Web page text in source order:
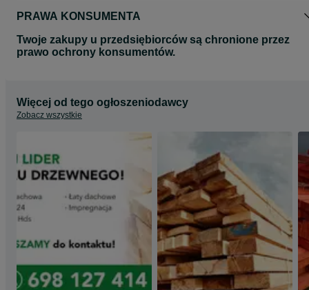
PRAWA KONSUMENTA
Twoje zakupy u przedsiębiorców są chronione przez
prawo ochrony konsumentów.
Więcej od tego ogłoszeniodawcy
Zobacz wszystkie